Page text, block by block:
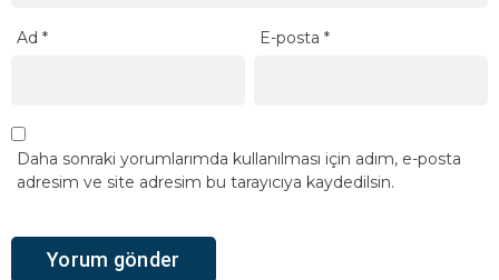
Ad * E-posta*
Daha sonraki yorumlarımda kullanılması için adım, e-posta
adresim ve site adresim bu tarayıcıya kaydedilsin.